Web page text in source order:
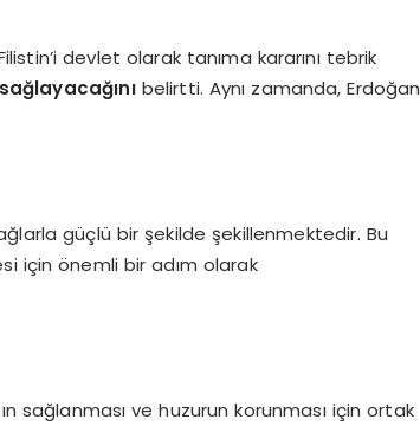
devlet olarak tanıma kararını tebrik
belirtti. Aynı zamanda, Erdoğan
güçlü bir şekilde şekillenmektedir. Bu
için önemli bir adım olarak
sağlanması ve huzurun korunması için ortak